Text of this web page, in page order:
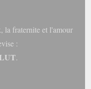
la fraternite et l'amour
:
.